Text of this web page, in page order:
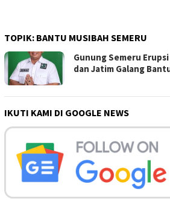
TOPIK: BANTU MUSIBAH SEMERU
Gunung Semeru
dan Jatim Galang
IKUTI KAMI DI GOOGLE NEWS